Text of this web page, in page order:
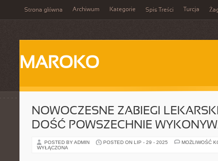
Strona główna Archiwum Kategorie Spis Treści Turcja
MAROKO
NOWOCZESNE ZABIEGI
DOŚĆ POWSZECHNIE
POSTED BY ADMIN POSTED ON LIP - 29 - 2025
MOŻLIWOŚĆ
WYŁĄCZONA